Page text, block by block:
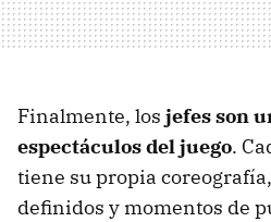
Finalmente, los jefesson
espectáculos del juego.
tiene su propia
definidos y momentos de